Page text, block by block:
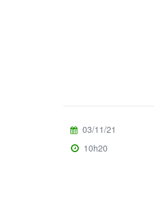
03/11/21
10h20